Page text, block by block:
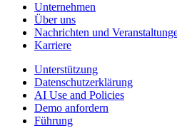
Unternehmen
Über uns
Nachrichten und
Karriere
Unterstützung
Datenschutzerklärung
AI Use and Policies
Demo anfordern
Führung